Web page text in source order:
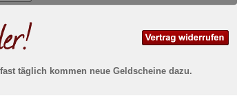
täglich kommen neue Geldscheine dazu.